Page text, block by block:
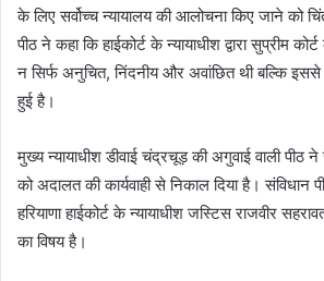
के लिए सर्वोच्च न्यायालय की आलोचना किए जाने को
पीठ ने कहा कि हाईकोर्ट के न्यायाधीश द्वारा सुप्रीम
न सिर्फ अनुचित, निंदनीय और अवांछित थी बल्कि इससे
हुई है।
मुख्य न्यायाधीश डीवाई चंद्रचूड़ की अगुवाई वाली पीठ ने
को अदालत की कार्यवाही से निकाल दिया है। संविधान
हरियाणा हाईकोर्ट के न्यायाधीश जस्टिस राजवीर
का विषय है।